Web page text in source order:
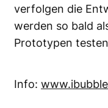
verfolgen die
werden so bald
Prototypen
Info: